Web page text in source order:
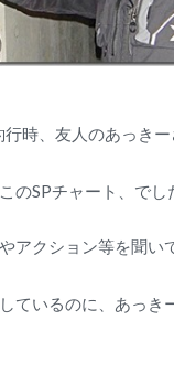
時、友人のあっき
のSPチャート、でし
アクション等を聞い
ているのに、あっき